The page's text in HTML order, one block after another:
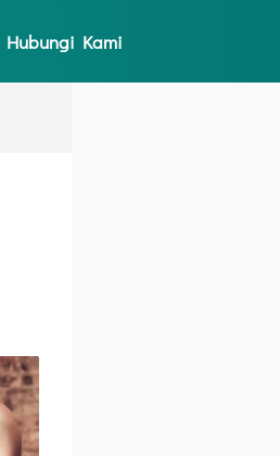
Hubungi Kami